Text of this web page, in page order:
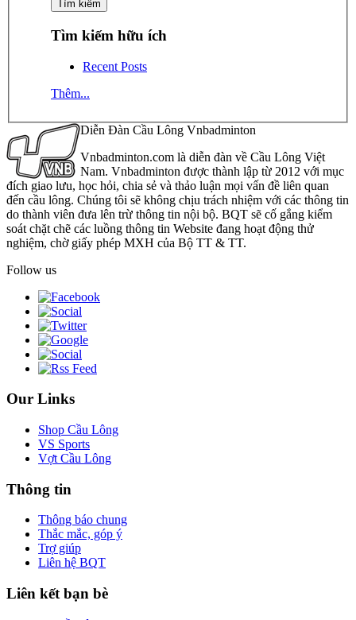
Tìm kiếm hữu ích
Recent Posts
Thêm...
Diễn Đàn Cầu Lông Vnbadminton
Vnbadminton.com là diễn đàn về Cầu Lông Việt
Nam. Vnbadminton được thành lập từ 2012 với mục
đích giao lưu, học hỏi, chia sẻ và thảo luận mọi vấn đề liên quan
đến cầu lông. Chúng tôi sẽ không chịu trách nhiệm với các thông tin
do thành viên đưa lên trừ thông tin nội bộ. BQT sẽ cố gắng kiểm
soát chặt chẽ các luồng thông tin Website đang hoạt động thử
nghiệm, chờ giấy phép MXH của Bộ TT & TT.
Follow us
Our Links
Shop Cầu Lông
VS Sports
Vợt Cầu Lông
Thông tin
Thông báo chung
Thắc mắc, góp ý
Trợ giúp
Liên hệ BQT
Liên kết bạn bè